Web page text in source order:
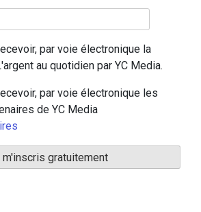
par voie électronique la
au quotidien par YC Media.
par voie électronique les
de YC Media